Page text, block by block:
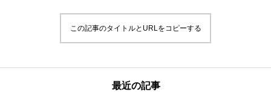
この記事のタイトルとURLをコピーする
最近の記事